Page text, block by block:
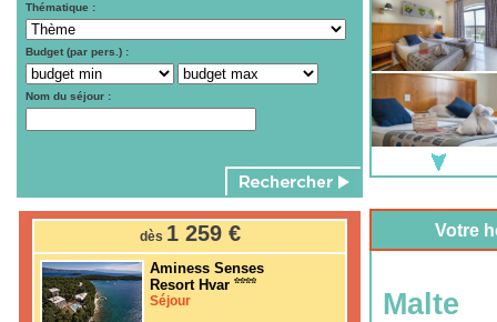
Thématique :
Budget (par pers.) :
Nom du séjour :
dès 1 259 €
Aminess Senses
Resort Hvar
Séjour
Votre
Malte